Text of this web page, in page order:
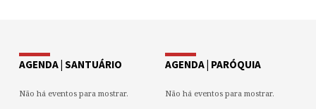
AGENDA | SANTUÁRIO
Não há eventos para mostrar.
AGENDA | PARÓQUIA
Não há eventos para mostrar.